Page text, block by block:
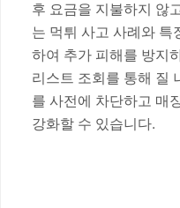
후 요금을 지불하지 않
는 먹튀 사고 사례와 특
하여 추가 피해를 방지
리스트 조회를 통해 질
를 사전에 차단하고 매
강화할 수 있습니다.